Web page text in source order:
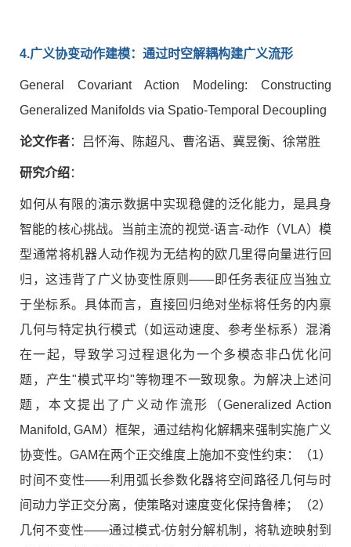
4.广义协变动作建模：通过时空解耦构建广义流形
General Covariant Action Modeling: Constructing
Generalized Manifolds via Spatio-Temporal Decoupling
论文作者：吕怀海、陈超凡、曹洺语、冀昱衡、徐常胜
研究介绍：
如何从有限的演示数据中实现稳健的泛化能力，是具身
智能的核心挑战。当前主流的视觉-语言-动作（VLA）模
型通常将机器人动作视为无结构的欧几里得向量进行回
归，这违背了广义协变性原则——即任务表征应当独立
于坐标系。具体而言，直接回归绝对坐标将任务的内禀
几何与特定执行模式（如运动速度、参考坐标系）混淆
在一起，导致学习过程退化为一个多模态非凸优化问
题，产生"模式平均"等物理不一致现象。为解决上述问
题，本文提出了广义动作流形（Generalized Action
Manifold, GAM）框架，通过结构化解耦来强制实施广义
协变性。GAM在两个正交维度上施加不变性约束：（1）
时间不变性——利用弧长参数化器将空间路径几何与时
间动力学正交分离，使策略对速度变化保持鲁棒；（2）
几何不变性——通过模式-仿射分解机制，将轨迹映射到